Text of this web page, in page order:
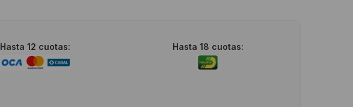
Hasta 12 cuotas: Hasta 18 cuotas: